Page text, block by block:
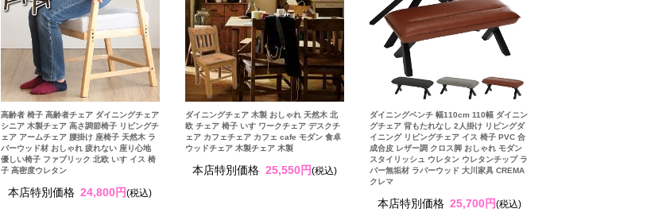
高齢者 椅子 高齢者チェア ダイニングチェア
シニア 木製チェア 高さ調節椅子 リビングチ
ェア アームチェア 腰掛け 座椅子 天然木 ラ
バーウッド材 おしゃれ 疲れない 座り心地
優しい椅子 ファブリック 北欧 いす イス 椅
子 高密度ウレタン
本店特別価格 24,800円(税込)
ダイニングチェア 木製 おしゃれ 天然木 北
欧 チェア 椅子 いす ワークチェア デスクチ
ェア カフェチェア カフェ cafe モダン 食卓
ウッドチェア 木製チェア 木製
本店特別価格 25,550円(税込)
ダイニングベンチ 幅110cm 110幅 ダイニン
グチェア 背もたれなし 2人掛け リビングダ
イニング リビングチェア イス 椅子 PVC 合
成合皮 レザー調 クロス脚 おしゃれ モダン
スタイリッシュ ウレタン ウレタンチップ ラ
バー無垢材 ラバーウッド 大川家具 CREMA
クレマ
本店特別価格 25,700円(税込)